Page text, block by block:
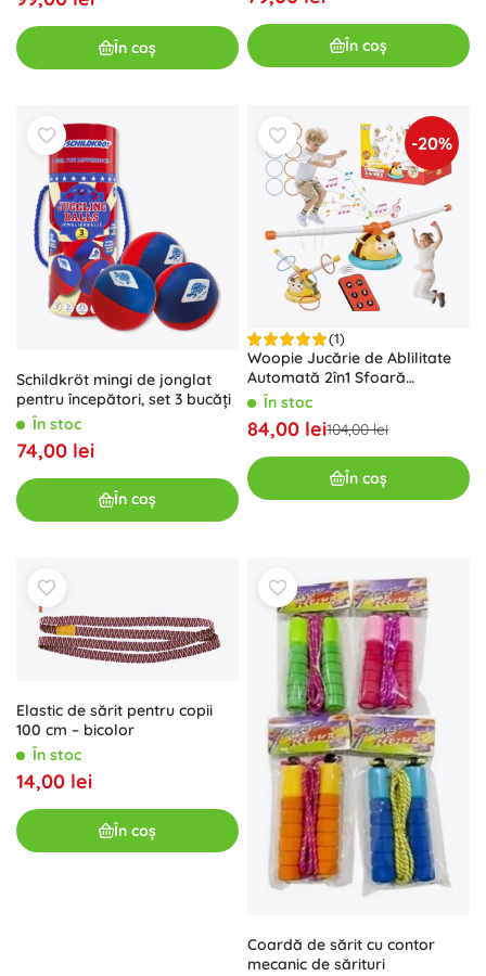
În coș În coș
Schildkröt mingi de jonglat
pentru începători, set 3 bucăți
În stoc
74,00 lei
În coș
-20%
(1)
Woopie Jucărie de Ablilitate
Automată 2în1 Sfoară
Săritoare și Aruncare la Țintă
În stoc
84,00 lei104,00 lei
În coș
Elastic de sărit pentru copii
100 cm – bicolor
În stoc
14,00 lei
În coș
Coardă de sărit cu contor
mecanic de sărituri